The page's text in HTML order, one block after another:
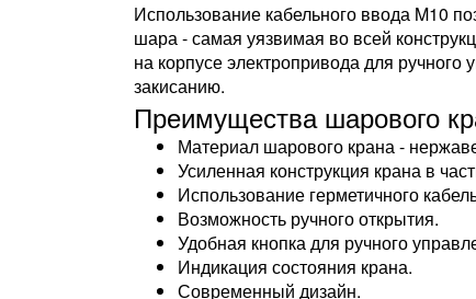
Использование кабельного ввода M10
шара - самая уязвимая во всей
на корпусе электропривода для
закисанию.
Преимущества шарового
Материал шарового крана -
Усиленная конструкция крана в
Использование герметичного
Возможность ручного открытия.
Удобная кнопка для ручного
Индикация состояния крана.
Современный дизайн.